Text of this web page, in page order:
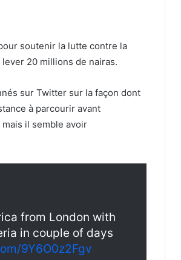
soutenir la lutte contre la
20 millions de nairas.
sur Twitter sur la façon dont
à parcourir avant
il semble avoir
from London with
in couple of days
9Y6O0z2Fgv